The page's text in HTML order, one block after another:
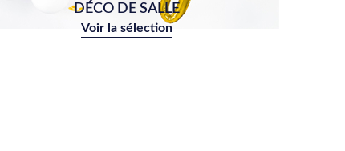
DÉCO DE SALLE
Voir la sélection